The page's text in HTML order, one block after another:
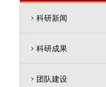
科研新闻
科研成果
团队建设